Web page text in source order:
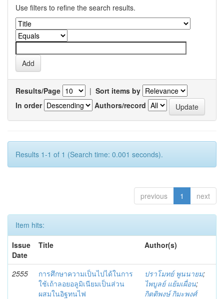
Use filters to refine the search results.
Results/Page | Sort items by
In order
Authors/record
Results 1-1 of 1 (Search time: 0.001 seconds).
previous 1 next
Item hits:
Issue
Date
Title Author(s)
2555
การศึกษาความเป็นไปได้ในการ
ใช้เถ้าลอยอลูมิเนียมเป็นส่วน
ผสมในอิฐทนไฟ
ปราโมทย์ พูนนายม;
ไพบูลย์ แย้มเผื่อน;
กิตติพงษ์ กิมะพงศ์